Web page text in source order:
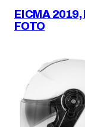
EICMA
FOTO